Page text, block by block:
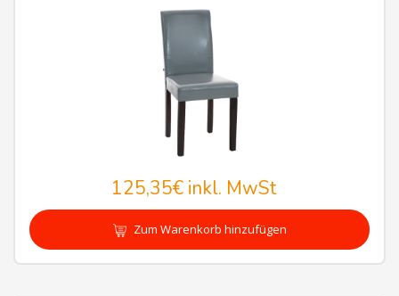
125,35€inkl. MwSt
Zum Warenkorb hinzufügen